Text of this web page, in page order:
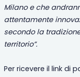
Milano e che
attentamente
secondo la
territorio”.
Per ricevere il link di